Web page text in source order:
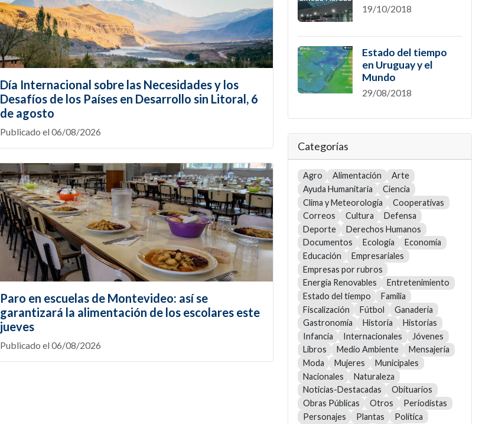
Día Internacional sobre las Necesidades y los
Desafíos de los Países en Desarrollo sin Litoral, 6
de agosto
Publicado el 06/08/2026
Paro en escuelas de Montevideo: así se
garantizará la alimentación de los escolares este
jueves
Publicado el 06/08/2026
19/10/2018
Estado del tiempo
en Uruguay y el
Mundo
29/08/2018
Categorías
Agro Alimentación
Arte
Ayuda Humanitaria
Ciencia
Clima y Meteorología
Cooperativas
Correos
Cultura
Defensa
Deporte
Derechos Humanos
Documentos
Ecología
Economía
Educación
Empresariales
Empresas por rubros
Energía Renovables
Entretenimiento
Estado del tiempo
Familia
Fiscalización
Fútbol
Ganadería
Gastronomía
Historia
Historias
Infancia
Internacionales
Jóvenes
Libros
Medio Ambiente
Mensajería
Moda
Mujeres
Municipales
Nacionales
Naturaleza
Noticias-Destacadas
Obituarios
Obras Públicas
Otros
Periodistas
Personajes
Plantas
Política